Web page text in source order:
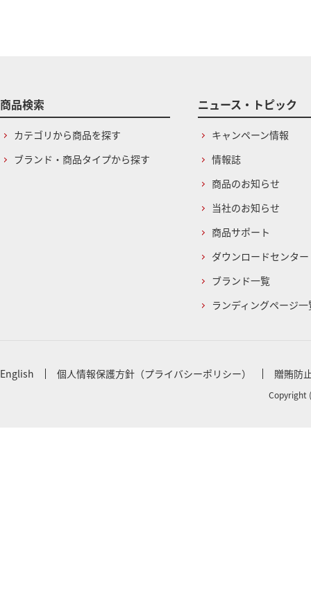
商品検索
カテゴリから商品を探す
ブランド・商品タイプから探す
ニュース・トピック
キャンペーン情報
情報誌
商品のお知らせ
当社のお知らせ
商品サポート
ダウンロードセンター
ブランド一覧
ランディングページ一
English 個人情報保護方針（プライバシーポリシー） 贈賄防
Copyright